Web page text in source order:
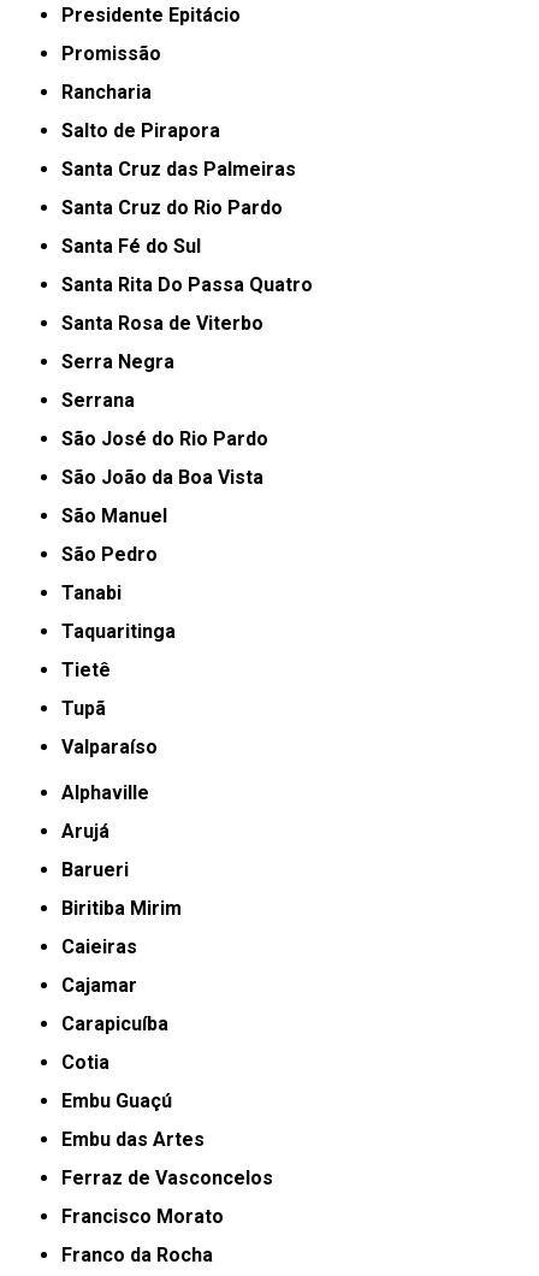
Presidente Epitácio
Promissão
Rancharia
Salto de Pirapora
Santa Cruz das Palmeiras
Santa Cruz do Rio Pardo
Santa Fé do Sul
Santa Rita Do Passa Quatro
Santa Rosa de Viterbo
Serra Negra
Serrana
São José do Rio Pardo
São João da Boa Vista
São Manuel
São Pedro
Tanabi
Taquaritinga
Tietê
Tupã
Valparaíso
Alphaville
Arujá
Barueri
Biritiba Mirim
Caieiras
Cajamar
Carapicuíba
Cotia
Embu Guaçú
Embu das Artes
Ferraz de Vasconcelos
Francisco Morato
Franco da Rocha